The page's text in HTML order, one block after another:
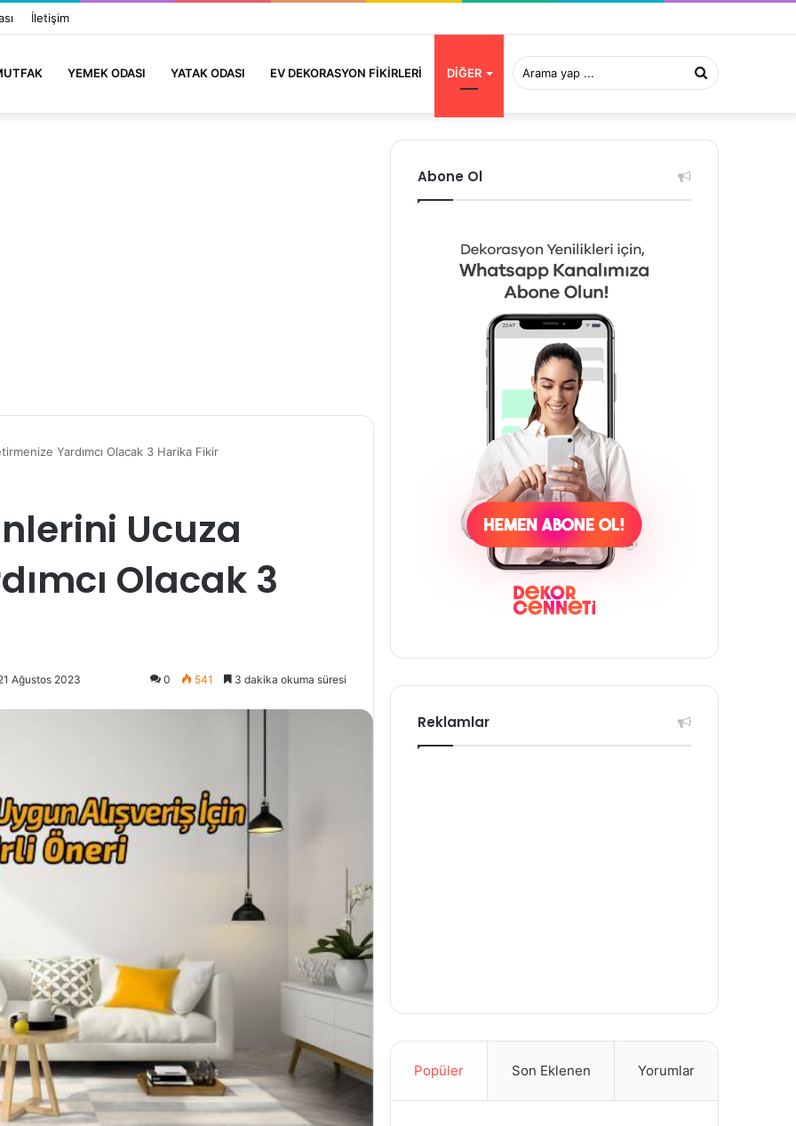
İletişim
YEMEK ODASI YATAK ODASI EV DEKORASYON FIKIRLERI DIĞER Arama
yap
Yardımcı Olacak 3 Harika Fikir
Ucuza
Olacak 3
Ağustos 2023 0 541 3 dakika okuma süresi
Abone Ol
Reklamlar
Popüler Son Eklenen Yorumlar